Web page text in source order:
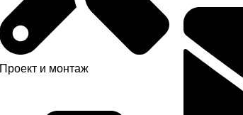
Проект и монтаж